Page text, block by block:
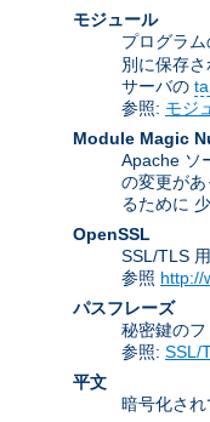
モジュール
プログラ
別に保存
サーバの
参照: モジ
Module Magic
Apache ソ
の変更が
るために
OpenSSL
SSL/TLS
参照 http://
パスフレーズ
秘密鍵の
参照: SSL/
平文
暗号化され